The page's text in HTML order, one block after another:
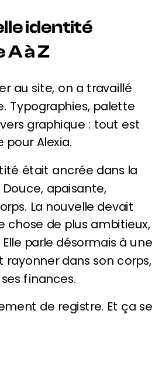
identité
A à Z
au site, on a travaillé
Typographies, palette
graphique : tout est
pour Alexia.
était ancrée dans la
apaisante,
La nouvelle devait
chose de plus ambitieux,
parle désormais à une
dans son corps,
finances.
de registre. Et ça se